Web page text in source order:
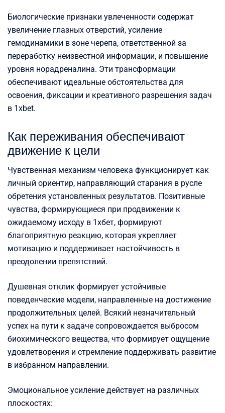
Биологические признаки увлеченности содержат
увеличение глазных отверстий, усиление
гемодинамики в зоне черепа, ответственной за
переработку неизвестной информации, и повышение
уровня норадреналина. Эти трансформации
обеспечивают идеальные обстоятельства для
освоения, фиксации и креативного разрешения задач
в 1xbet.
Как переживания обеспечивают
движение к цели
Чувственная механизм человека функционирует как
личный ориентир, направляющий старания в русле
обретения установленных результатов. Позитивные
чувства, формирующиеся при продвижении к
ожидаемому исходу в 1хбет, формируют
благоприятную реакцию, которая укрепляет
мотивацию и поддерживает настойчивость в
преодолении препятствий.
Душевная отклик формирует устойчивые
поведенческие модели, направленные на достижение
продолжительных целей. Всякий незначительный
успех на пути к задаче сопровождается выбросом
биохимического вещества, что формирует ощущение
удовлетворения и стремление поддерживать развитие
в избранном направлении.
Эмоциональное усиление действует на различных
плоскостях: